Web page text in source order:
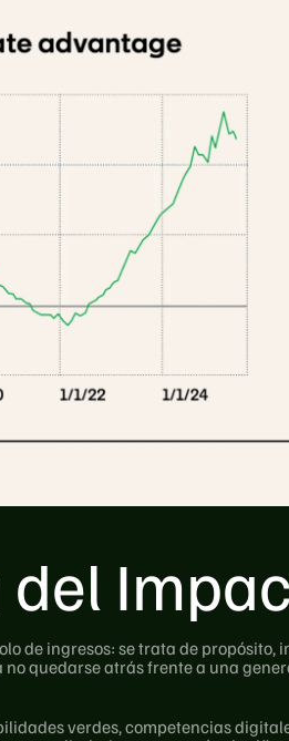
de ingresos: se trata de propósito,
quedarse atrás frente a una
verdes, competencias